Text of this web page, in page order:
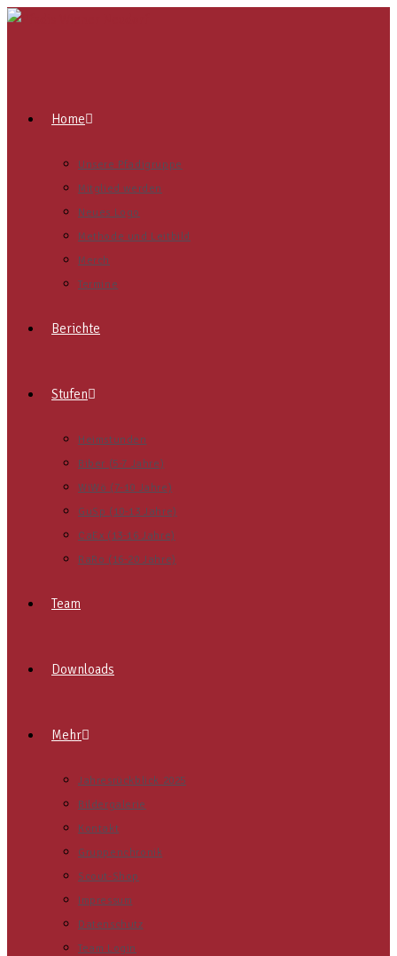
Home
Unsere Pfadigruppe
Mitglied werden
Neues Logo
Methode und Leitbild
Merch
Termine
Berichte
Stufen
Heimstunden
Biber (5-7 Jahre)
WiWö (7-10 Jahre)
GuSp (10-13 Jahre)
CaEx (13-16 Jahre)
RaRo (16-20 Jahre)
Team
Downloads
Mehr
Jahresrückblick 2025
Bildergalerie
Kontakt
Gruppenchronik
Scout-Shop
Impressum
Datenschutz
Team Login